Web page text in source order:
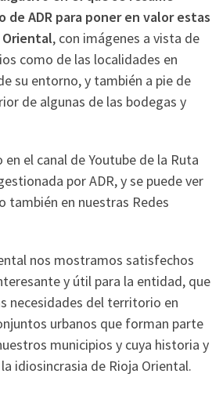
ADR para poner en valor estas
Oriental, con imágenes a vista de
como de las localidades en
su entorno, y también a pie de
de algunas de las bodegas y
el canal de Youtube de la Ruta
por ADR, y se puede ver
también en nuestras Redes
nos mostramos satisfechos
y útil para la entidad, que
necesidades del territorio en
urbanos que forman parte
municipios y cuya historia y
idiosincrasia de Rioja Oriental.